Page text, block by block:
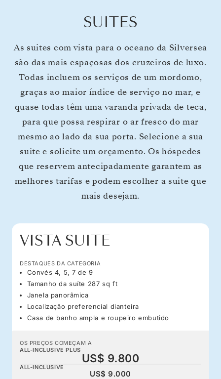
SUITES
As suites com vista para o oceano da Silversea
são das mais espaçosas dos cruzeiros de luxo.
Todas incluem os serviços de um mordomo,
graças ao maior índice de serviço no mar, e
quase todas têm uma varanda privada de teca,
para que possa respirar o ar fresco do mar
mesmo ao lado da sua porta. Selecione a sua
suite e solicite um orçamento. Os hóspedes
que reservem antecipadamente garantem as
melhores tarifas e podem escolher a suite que
mais desejam.
VISTA SUITE
DESTAQUES DA CATEGORIA
Convés 4, 5, 7 de 9
Tamanho da suíte 287 sq ft
Janela panorâmica
Localização preferencial dianteira
Casa de banho ampla e roupeiro embutido
OS PREÇOS COMEÇAM A
ALL-INCLUSIVE PLUS
US$ 9.800
ALL-INCLUSIVE
US$ 9.000